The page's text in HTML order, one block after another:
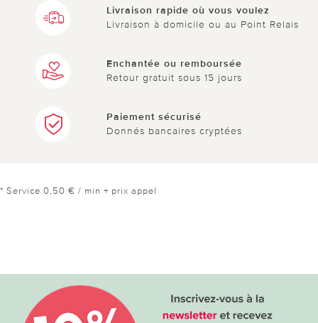
Livraison rapide où vous voulez
Livraison à domicile ou au Point Relais
Enchantée ou remboursée
Retour gratuit sous 15 jours
Paiement sécurisé
Donnés bancaires cryptées
* Service 0,50 € / min + prix appel